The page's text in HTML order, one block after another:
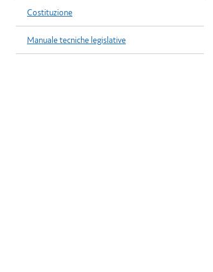
Costituzione
Manuale tecniche legislative